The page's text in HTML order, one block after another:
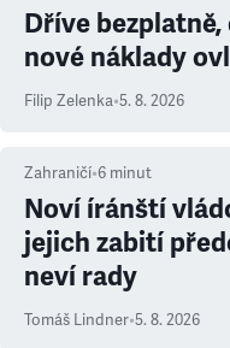
Dříve
nové náklady
Filip Zelenka•5. 8. 2026
Zahraničí•6 minut
Noví íránští
jejich zabití
neví rady
Tomáš Lindner•5. 8. 2026